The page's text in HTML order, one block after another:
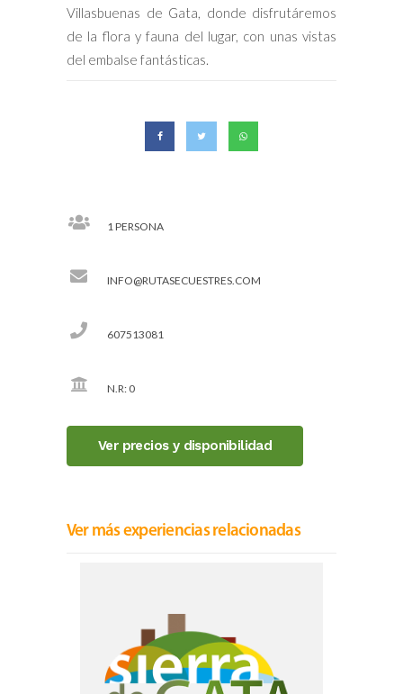
Villasbuenas de Gata, donde disfrutáremos
de la flora y fauna del lugar, con unas vistas
del embalse fantásticas.
1 PERSONA
INFO@RUTASECUESTRES.COM
607513081
N.R: 0
Ver precios y disponibilidad
Ver más experiencias relacionadas